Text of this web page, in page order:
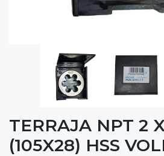
TERRAJA NPT 2 X
(105X28) HSS